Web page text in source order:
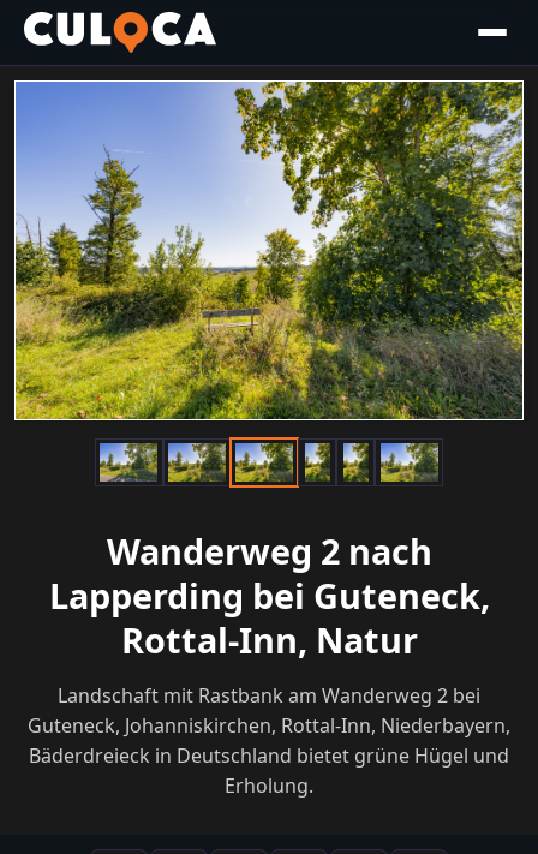
Wanderweg 2 nach
Lapperding bei Guteneck,
Rottal-Inn, Natur
Landschaft mit Rastbank am Wanderweg 2 bei
Guteneck, Johanniskirchen, Rottal-Inn, Niederbayern,
Bäderdreieck in Deutschland bietet grüne Hügel und
Erholung.